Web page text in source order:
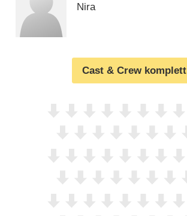
Nira
Cast & Crew komplett